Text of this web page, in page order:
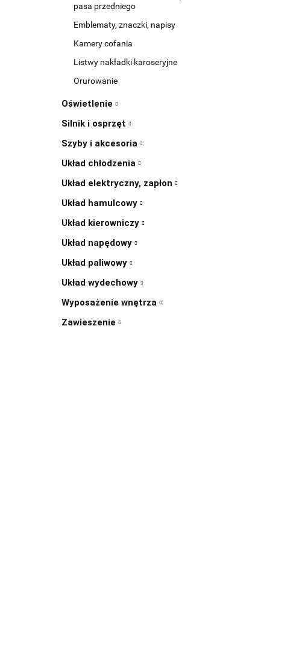
pasa przedniego
Emblematy, znaczki, napisy
Kamery cofania
Listwy nakładki karoseryjne
Orurowanie
Oświetlenie
Silnik i osprzęt
Szyby i akcesoria
Układ chłodzenia
Układ elektryczny, zapłon
Układ hamulcowy
Układ kierowniczy
Układ napędowy
Układ paliwowy
Układ wydechowy
Wyposażenie wnętrza
Zawieszenie